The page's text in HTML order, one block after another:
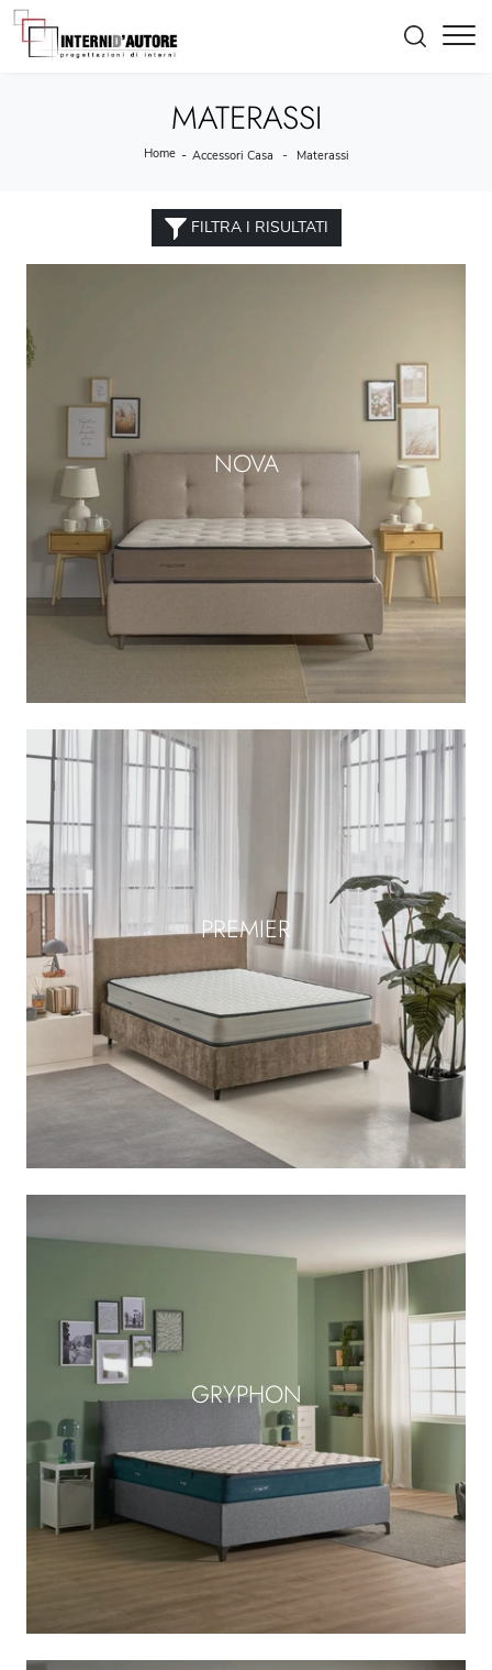
MATERASSI
Home - Accessori Casa - Materassi
FILTRA I RISULTATI
NOVA
PREMIER
GRYPHON